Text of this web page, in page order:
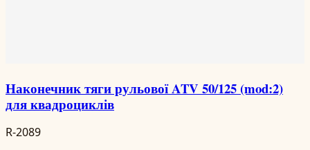
Наконечник тяги рульової ATV 50/125 (mod:2)
для квадроциклів
R-2089